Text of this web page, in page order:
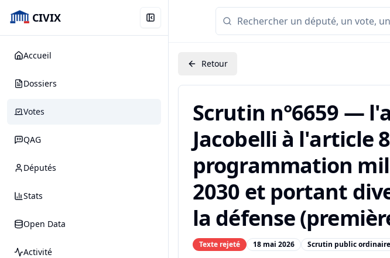
CIVIX
Accueil
Dossiers
Votes
QAG
Députés
Stats
Open Data
Activité
Retour
Scrutin n°6659 —
Jacobelli à l'article
programmation
2030 et portant
la défense
Texte rejeté 18 mai 2026 Scrutin public ordinaire